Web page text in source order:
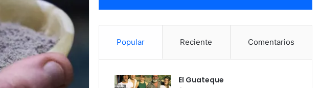
Popular Reciente Comentarios
El Guateque